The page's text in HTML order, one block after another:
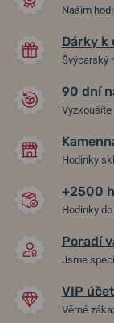
PRIM SPARTAK
483-
Skladem
79 900
Našim
Dárky k
Švýcarský
90 dní
Vyzkoušíte
Hodinky
+2500
Hodinky
Poradí
Jsme
VIP
Věrné